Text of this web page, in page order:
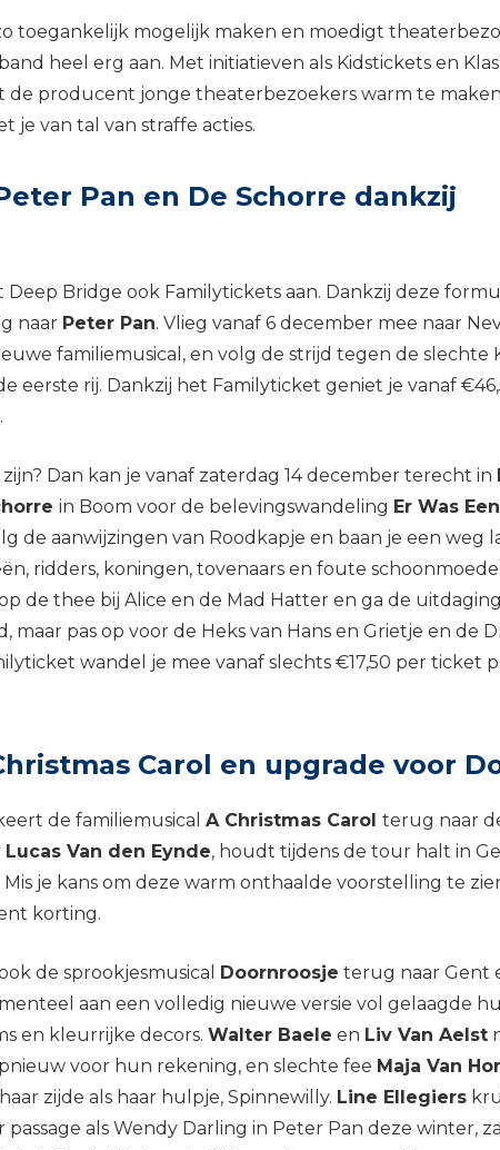
toegankelijk mogelijk maken en moedigt
heel erg aan. Met initiatieven als Kidstickets en
de producent jonge theaterbezoekers warm te
je van tal van straffe acties.
Pan en De Schorre dankzij
Deep Bridge ook Familytickets aan. Dankzij deze
naar Peter Pan. Vlieg vanaf 6 december mee naar
familiemusical, en volg de strijd tegen de slechte
eerste rij. Dankzij het Familyticket geniet je vanaf
Dan kan je vanaf zaterdag 14 december terecht in
in Boom voor de belevingswandeling Er Was
de aanwijzingen van Roodkapje en baan je een weg
ridders, koningen, tovenaars en foute
de thee bij Alice en de Mad Hatter en ga de
maar pas op voor de Heks van Hans en Grietje en de
wandel je mee vanaf slechts €17,50 per ticket
Carol en upgrade voor
de familiemusical A Christmas Carol terug naar
Lucas Van den Eynde, houdt tijdens de tour halt in
je kans om deze warm onthaalde voorstelling te
korting.
de sprookjesmusical Doornroosje terug naar Gent
aan een volledig nieuwe versie vol gelaagde
en kleurrijke decors. Walter Baele en Liv Van Aelst
voor hun rekening, en slechte fee Maja Van
zijde als haar hulpje, Spinnewilly. Line Ellegiers
passage als Wendy Darling in Peter Pan deze winter,